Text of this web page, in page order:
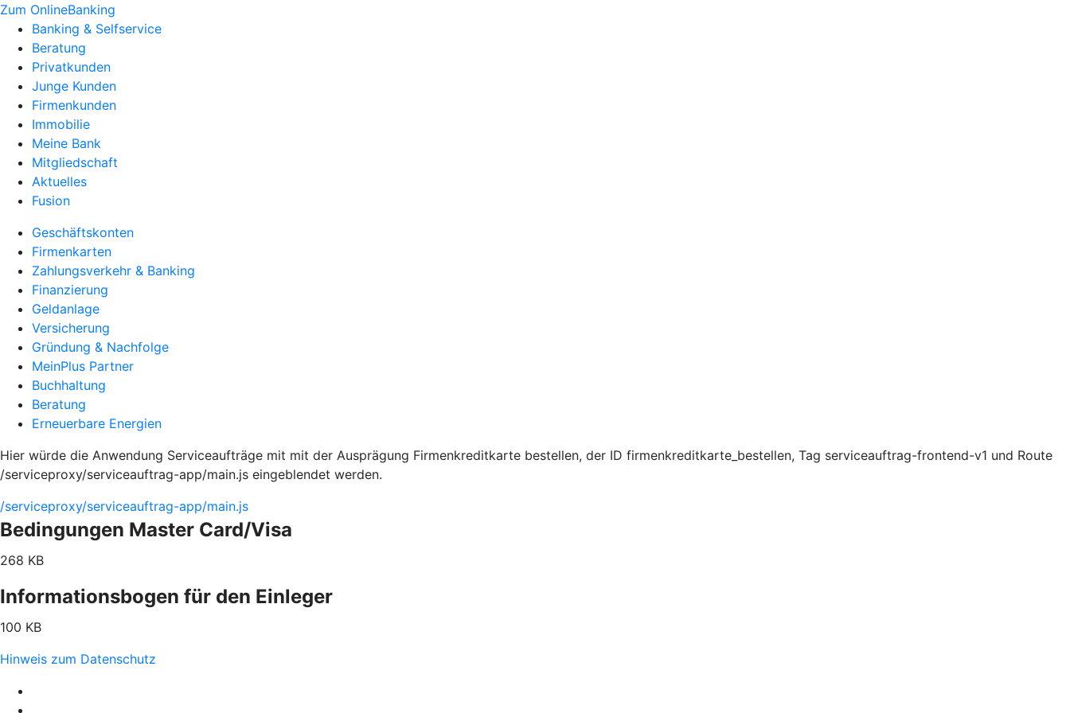
Zum OnlineBanking
Banking & Selfservice
Beratung
Privatkunden
Junge Kunden
Firmenkunden
Immobilie
Meine Bank
Mitgliedschaft
Aktuelles
Fusion
Geschäftskonten
Firmenkarten
Zahlungsverkehr & Banking
Finanzierung
Geldanlage
Versicherung
Gründung & Nachfolge
MeinPlus Partner
Buchhaltung
Beratung
Erneuerbare Energien
Hier würde die Anwendung Serviceaufträge mit mit der Ausprägung Firmenkreditkarte bestellen, der ID firmenkreditkarte_bestellen, Tag serviceauftrag-frontend-v1 und Route
/serviceproxy/serviceauftrag-app/main.js eingeblendet werden.
/serviceproxy/serviceauftrag-app/main.js
Bedingungen Master Card/Visa
268 KB
Informationsbogen für den Einleger
100 KB
Hinweis zum Datenschutz